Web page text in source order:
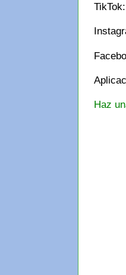
TikTok:
Haz